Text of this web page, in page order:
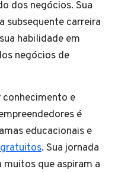
dos negócios. Sua
subsequente carreira
habilidade em
negócios de
e
é
educacionais e
. Sua jornada
que aspiram a